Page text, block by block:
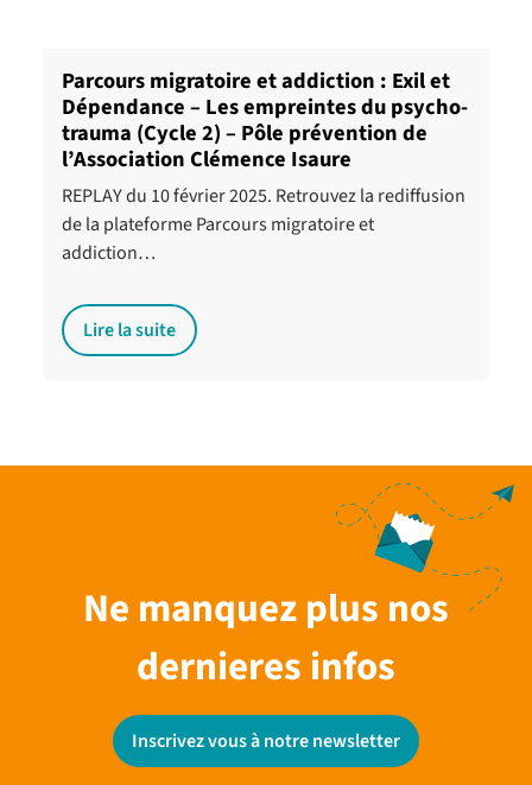
Parcours migratoire et addiction : Exil et
Dépendance – Les empreintes du psycho-
trauma (Cycle 2) – Pôle prévention de
l’Association Clémence Isaure
REPLAY du 10 février 2025. Retrouvez la rediffusion
de la plateforme Parcours migratoire et
addiction…
Lire la suite
Ne manquez plus nos
dernieres infos
Inscrivez vous à notre newsletter